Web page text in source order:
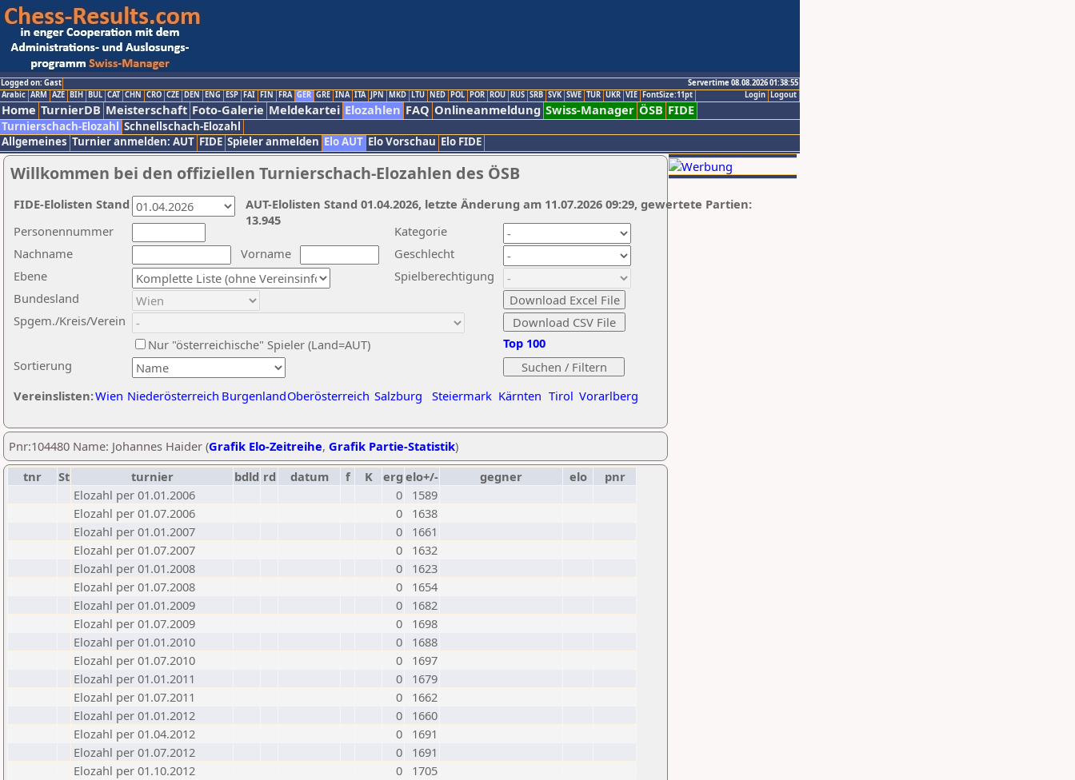
Logged on: Gast
Servertime 08.08.2026 01:38:55
Logout
Login
Arabic ARM AZE BIH BUL CAT CHN CRO CZE DEN ENG ESP FAI FIN FRA GER GRE INA ITA JPN MKD LTU NED POL POR ROU RUS SRB SVK SWE TUR UKR VIE FontSize:11pt
Home TurnierDB Meisterschaft Foto-Galerie Meldekartei Elozahlen FAQ Onlineanmeldung Swiss-Manager ÖSB FIDE
Turnierschach-Elozahl Schnellschach-Elozahl
Allgemeines Turnier anmelden: AUT FIDE Spieler anmelden Elo AUT Elo Vorschau Elo FIDE
Willkommen bei den offiziellen Turnierschach-Elozahlen des ÖSB
Nachname
Vorname
Ebene
Kategorie
Sortierung
Personennummer
Bundesland
Spgem./Kreis/Verein
Geschlecht
Nur "österreichische" Spieler (Land=AUT)
Spielberechtigung
Vereinslisten:Wien Niederösterreich BurgenlandOberösterreich Salzburg Steiermark Kärnten Tirol Vorarlberg
Top 100
AUT-Elolisten Stand 01.04.2026, letzte Änderung am 11.07.2026 09:29, gewertete Partien:
13.945
FIDE-Elolisten Stand
Pnr:104480 Name: Johannes Haider (Grafik Elo-Zeitreihe, Grafik Partie-Statistik)
tnr
St turnier bdld rd datum f K erg elo+/- gegner elo
pnr
Elozahl per 01.01.2006
0
1589
Elozahl per 01.07.2006
0
1638
Elozahl per 01.01.2007
0
1661
Elozahl per 01.07.2007
0
1632
Elozahl per 01.01.2008
0
1623
Elozahl per 01.07.2008
0
1654
Elozahl per 01.01.2009
0
1682
Elozahl per 01.07.2009
0
1698
Elozahl per 01.01.2010
0
1688
Elozahl per 01.07.2010
0
1697
Elozahl per 01.01.2011
0
1679
Elozahl per 01.07.2011
0
1662
Elozahl per 01.01.2012
0
1660
Elozahl per 01.04.2012
0
1691
Elozahl per 01.07.2012
0
1691
Elozahl per 01.10.2012
0
1705